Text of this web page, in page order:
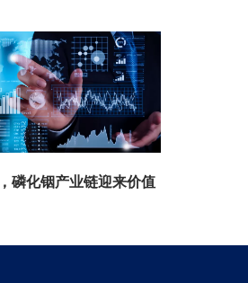
磷化铟产业链迎来价值